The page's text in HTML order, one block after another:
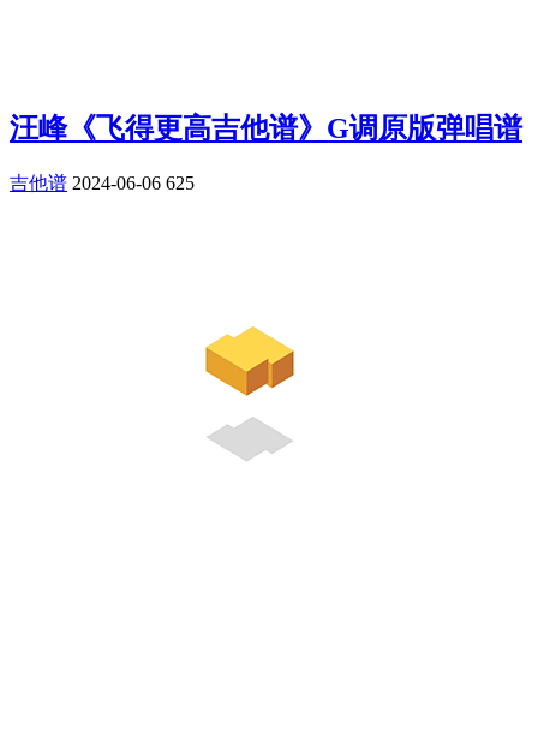
汪峰《飞得更高吉他谱》G调原版弹唱谱
吉他谱 2024-06-06 625